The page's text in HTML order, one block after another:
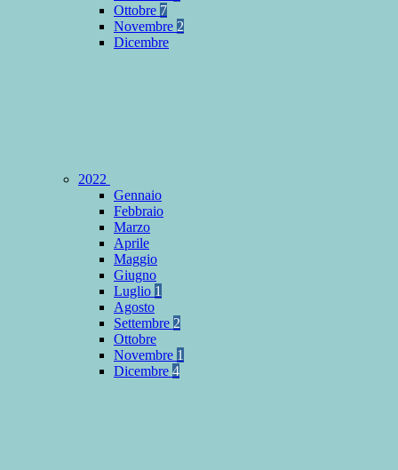
Ottobre 7
Novembre 2
Dicembre
2022
Gennaio
Febbraio
Marzo
Aprile
Maggio
Giugno
Luglio 1
Agosto
Settembre 2
Ottobre
Novembre 1
Dicembre 4